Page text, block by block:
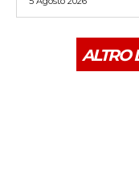
ALTRO